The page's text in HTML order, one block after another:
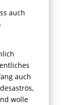
auch
auch
wolle